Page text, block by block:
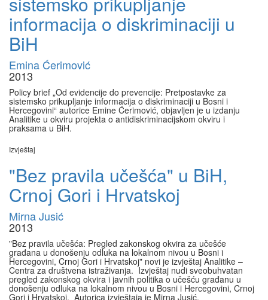
informacija o diskriminaciji u
BiH
Emina Ćerimović
2013
Policy brief „Od evidencije do prevencije: Pretpostavke za
sistemsko prikupljanje informacija o diskriminaciji u Bosni i
Hercegovini“ autorice Emine Ćerimović, objavljen je u izdanju
Analitike u okviru projekta o antidiskriminacijskom okviru i
praksama u BiH.
Izvještaj
"Bez pravila učešća" u BiH,
Crnoj Gori i Hrvatskoj
Mirna Jusić
2013
"Bez pravila učešća: Pregled zakonskog okvira za učešće
građana u donošenju odluka na lokalnom nivou u Bosni i
Hercegovini, Crnoj Gori i Hrvatskoj" novi je izvještaj Analitike –
Centra za društvena istraživanja. Izvještaj nudi sveobuhvatan
pregled zakonskog okvira i javnih politika o učešću građanu u
donošenju odluka na lokalnom nivou u Bosni i Hercegovini, Crnoj
Gori i Hrvatskoj. Autorica izvještaja je Mirna Jusić.